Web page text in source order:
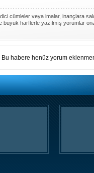
cümleler veya imalar, inançlara
harflerle yazılmış yorumlar
Bu habere henüz yorum